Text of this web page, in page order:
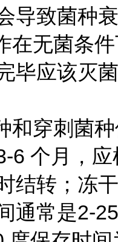
导致菌种衰
在无菌条
毕应该灭
和穿刺菌
6 个月，应
结转；冻
通常是2-25